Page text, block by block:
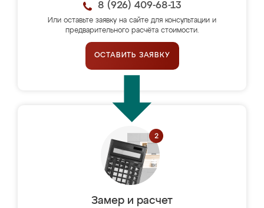
8 (926) 409-68-13
Или оставьте заявку на сайте для консультации и
предварительного расчёта стоимости.
ОСТАВИТЬ ЗАЯВКУ
Замер и расчет